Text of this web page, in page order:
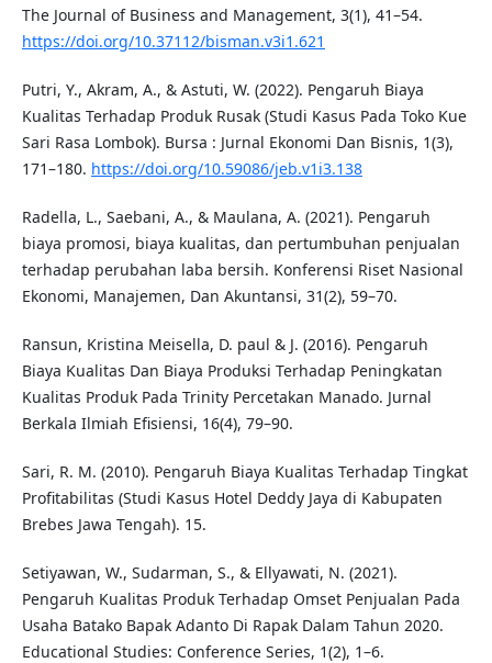
The Journal of Business and Management, 3(1), 41–54.
https://doi.org/10.37112/bisman.v3i1.621
Putri, Y., Akram, A., & Astuti, W. (2022). Pengaruh Biaya
Kualitas Terhadap Produk Rusak (Studi Kasus Pada Toko Kue
Sari Rasa Lombok). Bursa : Jurnal Ekonomi Dan Bisnis, 1(3),
171–180. https://doi.org/10.59086/jeb.v1i3.138
Radella, L., Saebani, A., & Maulana, A. (2021). Pengaruh
biaya promosi, biaya kualitas, dan pertumbuhan penjualan
terhadap perubahan laba bersih. Konferensi Riset Nasional
Ekonomi, Manajemen, Dan Akuntansi, 31(2), 59–70.
Ransun, Kristina Meisella, D. paul & J. (2016). Pengaruh
Biaya Kualitas Dan Biaya Produksi Terhadap Peningkatan
Kualitas Produk Pada Trinity Percetakan Manado. Jurnal
Berkala Ilmiah Efisiensi, 16(4), 79–90.
Sari, R. M. (2010). Pengaruh Biaya Kualitas Terhadap Tingkat
Profitabilitas (Studi Kasus Hotel Deddy Jaya di Kabupaten
Brebes Jawa Tengah). 15.
Setiyawan, W., Sudarman, S., & Ellyawati, N. (2021).
Pengaruh Kualitas Produk Terhadap Omset Penjualan Pada
Usaha Batako Bapak Adanto Di Rapak Dalam Tahun 2020.
Educational Studies: Conference Series, 1(2), 1–6.